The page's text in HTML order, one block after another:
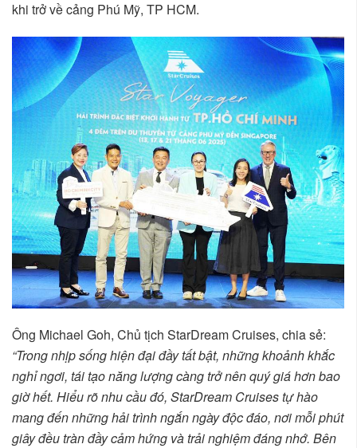
khi trở về cảng Phú Mỹ, TP HCM.
Ông Michael Goh, Chủ tịch StarDream Cruises, chia sẻ:
“Trong nhịp sống hiện đại đầy tất bật, những khoảnh khắc
nghỉ ngơi, tái tạo năng lượng càng trở nên quý giá hơn bao
giờ hết. Hiểu rõ nhu cầu đó, StarDream Cruises tự hào
mang đến những hải trình ngắn ngày độc đáo, nơi mỗi phút
giây đều tràn đầy cảm hứng và trải nghiệm đáng nhớ. Bên